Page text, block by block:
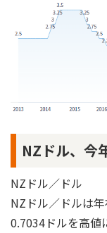
NZドル、今
NZドル／ドル
NZドル／ドルは
0.7034ドルを高値